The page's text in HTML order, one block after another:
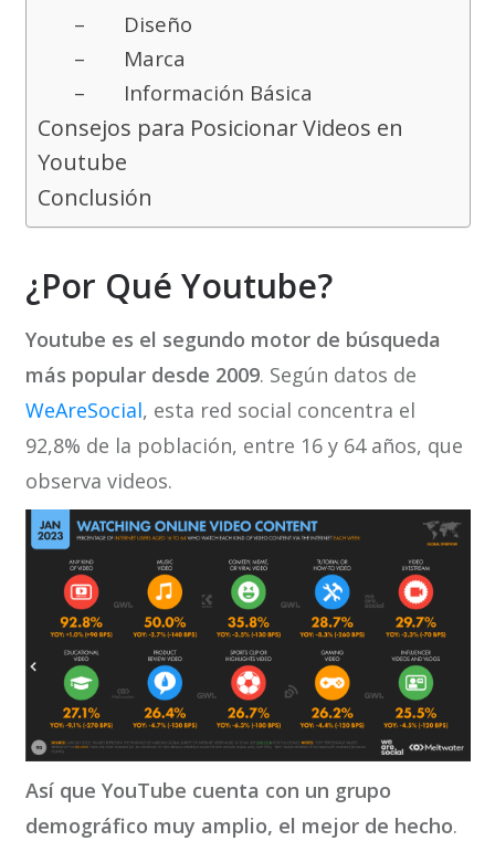
– Diseño
– Marca
– Información Básica
Consejos para Posicionar Videos en
Youtube
Conclusión
¿Por Qué Youtube?
Youtube es el segundo motor de búsqueda
más popular desde 2009. Según datos de
WeAreSocial, esta red social concentra el
92,8% de la población, entre 16 y 64 años, que
observa videos.
Así que YouTube cuenta con un grupo
demográfico muy amplio, el mejor de hecho.